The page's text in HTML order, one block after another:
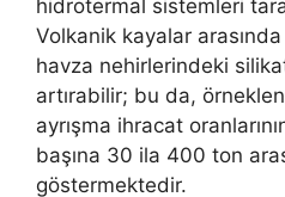
hidrotermal sistemleri
Volkanik kayalar
havza nehirlerindeki
artırabilir; bu da,
ayrışma ihracat
başına 30 ila 400 ton
göstermektedir.